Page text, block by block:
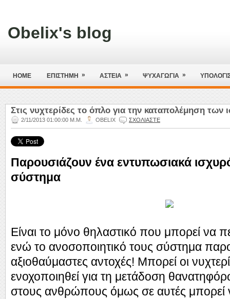
Obelix's blog
HOME ΕΠΙΣΤΗΜΗ » ΑΣΤΕΙΑ » ΨΥΧΑΓΩΓΙΑ »
Στις νυχτερίδες το όπλο για την καταπολέμηση των
2/11/2013 01:00:00 Μ.Μ. OBELIX ΣΧΟΛΙΑΣΤΕ
Παρουσιάζουν ένα εντυπωσιακά
σύστημα
Είναι το μόνο θηλαστικό που μπορεί να
ενώ το ανοσοποιητικό τους σύστημα
αξιοθαύμαστες αντοχές! Μπορεί οι
ενοχοποιηθεί για τη μετάδοση
στους ανθρώπους όμως σε αυτές μπορεί